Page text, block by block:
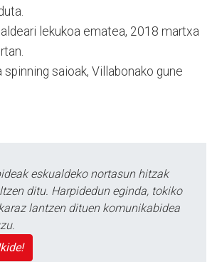
lekukoa ematea, 2018 martxa
spinning saioak, Villabonako gune
eskualdeko nortasun hitzak
ditu. Harpidedun eginda, tokiko
lantzen dituen komunikabidea